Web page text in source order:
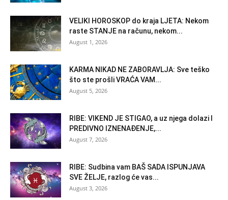
VELIKI HOROSKOP do kraja LJETA: Nekom
raste STANJE na računu, nekom...
August 1, 2026
KARMA NIKAD NE ZABORAVLJA: Sve teško
što ste prošli VRAĆA VAM...
August 5, 2026
RIBE: VIKEND JE STIGAO, a uz njega dolazi I
PREDIVNO IZNENAĐENJE,...
August 7, 2026
RIBE: Sudbina vam BAŠ SADA ISPUNJAVA
SVE ŽELJE, razlog će vas...
August 3, 2026